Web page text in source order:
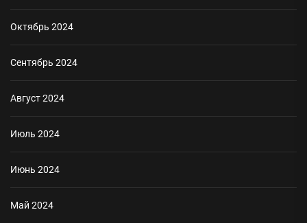
Октябрь 2024
Сентябрь 2024
Август 2024
Июль 2024
Июнь 2024
Май 2024